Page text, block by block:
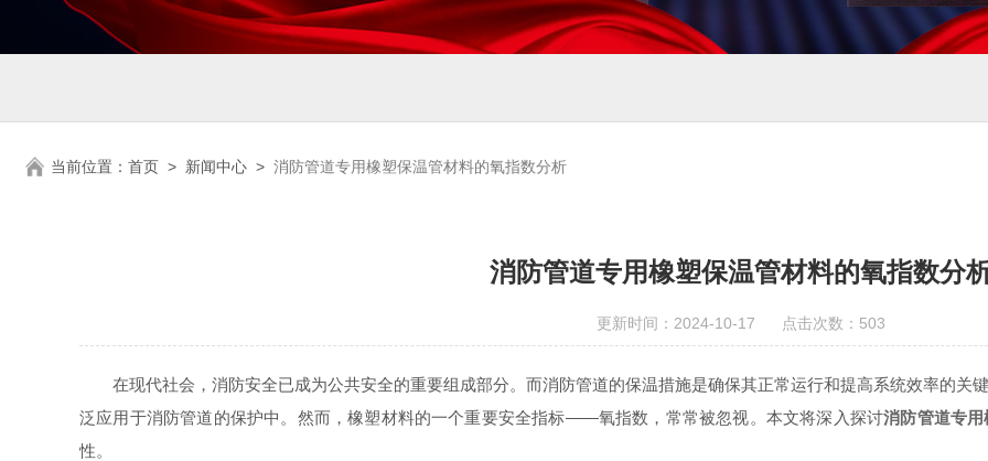
当前位置： 首页 > 新闻中心 > 消防管道专用橡塑保温管材料的氧指数分析
消防管道专用橡塑保温管材料的氧指数分
更新时间：2024-10-17 点击次数：503
在现代社会，消防安全已成为公共安全的重要组成部分。而消防管道的保温措施是确保其正常运行和提高系统效率的关
泛应用于消防管道的保护中。然而，橡塑材料的一个重要安全指标——氧指数，常常被忽视。本文将深入探讨消防管道专
性。